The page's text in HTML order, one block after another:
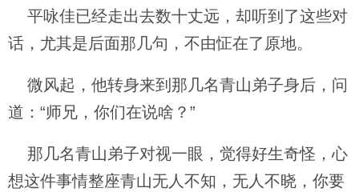
平咏佳已经走出去数十丈远，却听到了这些对
话，尤其是后面那几句，不由怔在了原地。
微风起，他转身来到那几名青山弟子身后，问
道：“师兄，你们在说啥？”
那几名青山弟子对视一眼，觉得好生奇怪，心
想这件事情整座青山无人不知，无人不晓，你要